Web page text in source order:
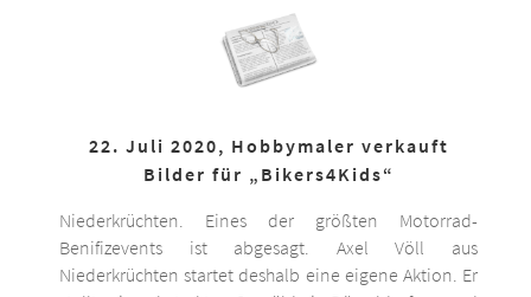
22. Juli 2020, Hobbymaler verkauft
Bilder für „Bikers4Kids“
Niederkrüchten. Eines der größten Motorrad-
Benifizevents ist abgesagt. Axel Völl aus
Niederkrüchten startet deshalb eine eigene Aktion. Er